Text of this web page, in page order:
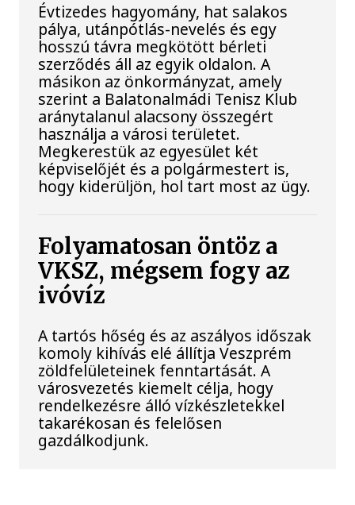
Évtizedes hagyomány, hat salakos
pálya, utánpótlás-nevelés és egy
hosszú távra megkötött bérleti
szerződés áll az egyik oldalon. A
másikon az önkormányzat, amely
szerint a Balatonalmádi Tenisz Klub
aránytalanul alacsony összegért
használja a városi területet.
Megkerestük az egyesület két
képviselőjét és a polgármestert is,
hogy kiderüljön, hol tart most az ügy.
Folyamatosan öntöz a
VKSZ, mégsem fogy az
ivóvíz
A tartós hőség és az aszályos időszak
komoly kihívás elé állítja Veszprém
zöldfelületeinek fenntartását. A
városvezetés kiemelt célja, hogy
rendelkezésre álló vízkészletekkel
takarékosan és felelősen
gazdálkodjunk.